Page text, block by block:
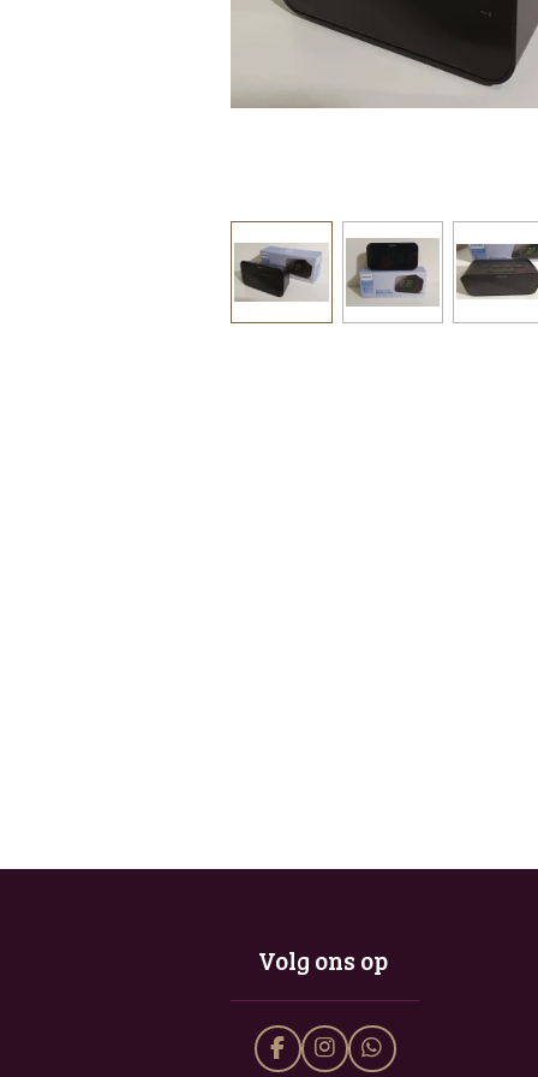
Volg ons op
F
I
W